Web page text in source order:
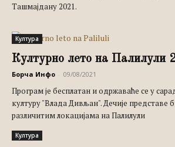
Ташмајдану 2021.
Култура
Културно лето на Палилули
Борча Инфо 09/08/2021
Програм је бесплатан и одржаваће се у
културу "Влада Дивљан". Дечије представе
различитим локацијама на Палилули
Култура